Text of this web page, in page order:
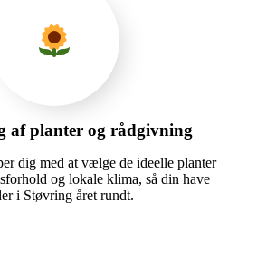
af planter og rådgivning
dig med at vælge de ideelle planter
og lokale klima, så din have
i Støvring året rundt.